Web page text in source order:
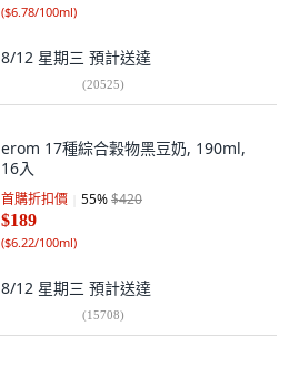
($6.78/100ml)
8/12 星期三 預計送達
(20525)
erom 17種綜合穀物黑豆奶, 190ml,
16入
首購折扣價 55%$420
$189
($6.22/100ml)
8/12 星期三 預計送達
(15708)